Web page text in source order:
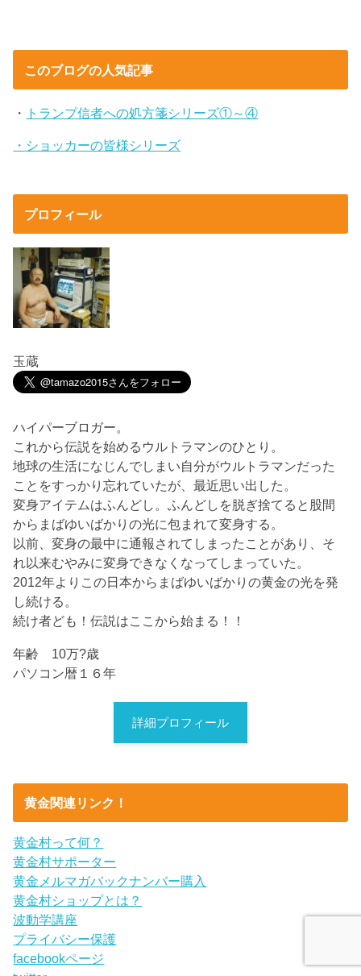
このブログの人気記事
・ トランプ信者への処方箋シリーズ①～④
・ショッカーの皆様シリーズ
プロフィール
玉蔵
ハイパーブロガー。
これから伝説を始めるウルトラマンのひとり。
地球の生活になじんでしまい自分がウルトラマンだった
ことをすっかり忘れていたが、最近思い出した。
変身アイテムはふんどし。ふんどしを脱ぎ捨てると股間
からまばゆいばかりの光に包まれて変身する。
以前、変身の最中に通報されてしまったことがあり、そ
れ以来むやみに変身できなくなってしまっていた。
2012年よりこの日本からまばゆいばかりの黄金の光を発
し続ける。
続け者ども！伝説はここから始まる！！
年齢 10万?歳
パソコン暦１６年
詳細プロフィール
黄金関連リンク！
黄金村って何？
黄金村サポーター
黄金メルマガバックナンバー購入
黄金村ショップとは？
波動学講座
プライバシー保護
facebookページ